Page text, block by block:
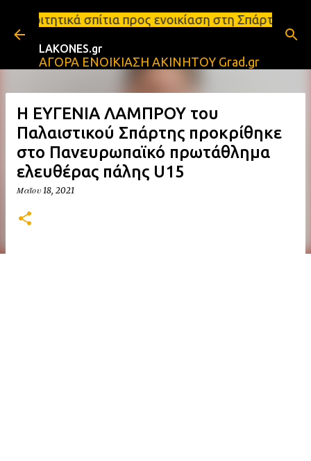
Μετάβαση στο κύριο περιεχόμενο
προς ενοικίαση στη Σπάρτη Ενοικιάσεις
LAKONES.gr
ΑΓΟΡΑ ΕΝΟΙΚΙΑΣΗ ΑΚΙΝΗΤΟΥ Grad.gr
Η ΕΥΓΕΝΙΑ ΛΑΜΠΡΟΥ του
Παλαιστικού Σπάρτης προκρίθηκε
στο Πανευρωπαϊκό πρωτάθλημα
ελευθέρας πάλης U15
Μαΐου 18, 2021